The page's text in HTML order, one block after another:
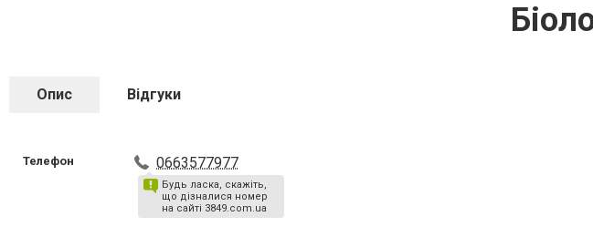
Опис Відгуки
Телефон 0663577977
Будь ласка, скажіть,
що дізналися номер
на сайті 3849.com.ua